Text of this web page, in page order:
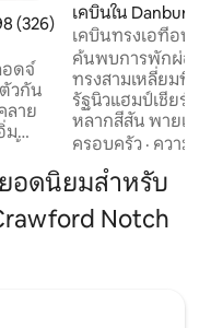
เฉลี่ย 4.98 จาก 5, 326 รีวิว
(326)
อดจ์
ลาย
ม
ยง -
กล้
ตัน
เคบินใน Danbury
เคบินทรงเอที่อบอุ่
ค้นพบการพักผ่อน
ทรงสามเหลี่ยมที่มี
รัฐนิวแฮมป์เชียร์!
หลากสีสัน พายเรือ
ระยับ หรือจะไปผ
กลับมาพักผ่อนบน
ไม่ว่าคุณจะวางแผ
ครอบครัว · ความคุ้
อดนิยมสำหรับ
Notch